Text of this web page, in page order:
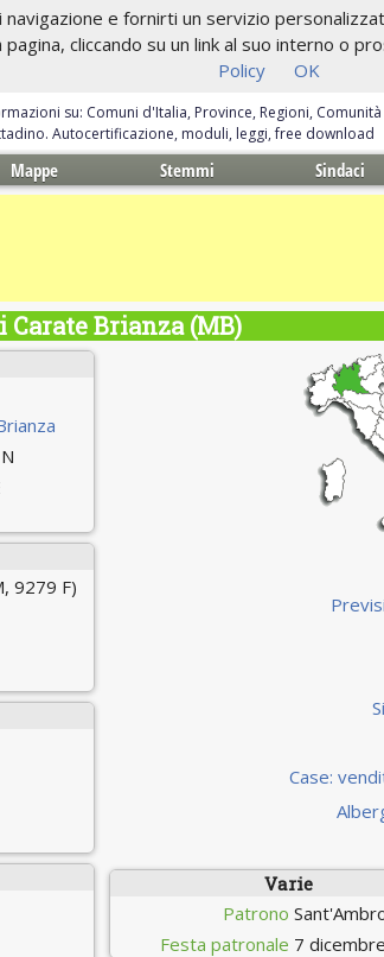
e fornirti un servizio
cliccando su un link al suo interno o
Policy
OK
su: Comuni d'Italia, Province, Regioni,
Autocertificazione, moduli, leggi, free download
Mappe Stemmi Sindaci
Carate Brianza (MB)
9279 F)
Case:
Varie
Patrono
Festa patronale 7 dicembre